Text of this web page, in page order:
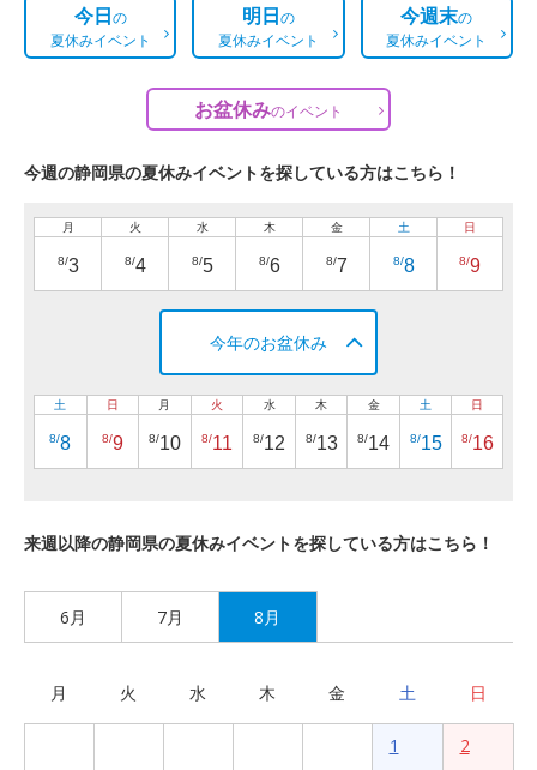
今日の
夏休みイベント
明日の
夏休みイベント
今週末の
夏休みイベント
お盆休みのイベント
今週の静岡県の夏休みイベントを探している方はこちら！
月
8/3
火
8/4
水
8/5
木
8/6
金
8/7
土
8/8
日
8/9
今年のお盆休み
土
8/8
日
8/9
月
8/10
火
8/11
水
8/12
木
8/13
金
8/14
土
8/15
日
8/16
来週以降の静岡県の夏休みイベントを探している方はこちら！
6月 7月 8月
月 火 水 木 金 土 日
1 2